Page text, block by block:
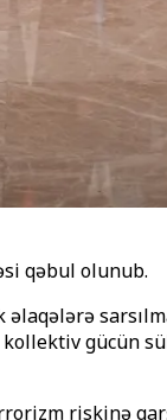
qəbul olunub.
gücün
riskinə